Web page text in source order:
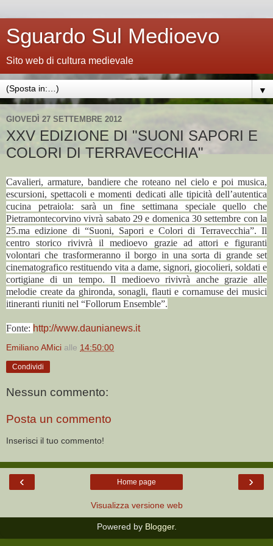
Sguardo Sul Medioevo
Sito web di cultura medievale
▼
GIOVEDÌ 27 SETTEMBRE 2012
XXV EDIZIONE DI "SUONI SAPORI E
COLORI DI TERRAVECCHIA"
Cavalieri, armature, bandiere che roteano nel cielo e poi musica,
escursioni, spettacoli e momenti dedicati alle tipicità dell’autentica
cucina petraiola: sarà un fine settimana speciale quello che
Pietramontecorvino vivrà sabato 29 e domenica 30 settembre con la
25.ma edizione di “Suoni, Sapori e Colori di Terravecchia”. Il
centro storico rivivrà il medioevo grazie ad attori e figuranti
volontari che trasformeranno il borgo in una sorta di grande set
cinematografico restituendo vita a dame, signori, giocolieri, soldati e
cortigiane di un tempo. Il medioevo rivivrà anche grazie alle
melodie create da ghironda, sonagli, flauti e cornamuse dei musici
itineranti riuniti nel “Follorum Ensemble”.
Fonte: http://www.daunianews.it
Emiliano AMici alle 14:50:00
Condividi
Nessun commento:
Posta un commento
Inserisci il tuo commento!
‹ ›
Home page
Visualizza versione web
Powered by Blogger.